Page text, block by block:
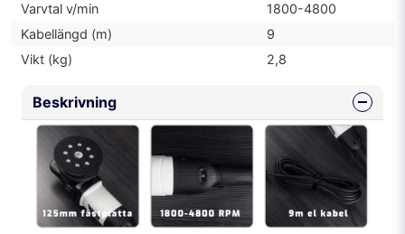
Varvtal v/min
1800-4800
Kabellängd (m)
9
Vikt (kg)
2,8
Beskrivning